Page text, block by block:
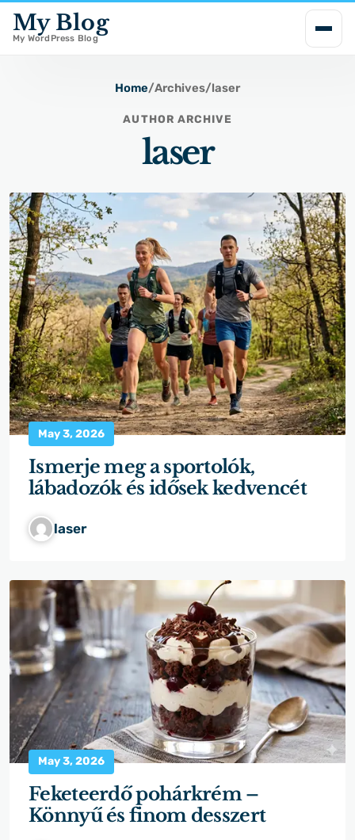
i
p
e
n
t
My Blog
My WordPress Blog
Home/Archives/laser
AUTHOR ARCHIVE
laser
May 3, 2026
Ismerje meg a sportolók,
lábadozók és idősek kedvencét
laser
May 3, 2026
Feketeerdő pohárkrém –
Könnyű és finom desszert